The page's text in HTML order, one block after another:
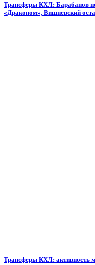
Трансферы КХЛ: Барабанов
«Драконом», Вишневский
Трансферы КХЛ: активность